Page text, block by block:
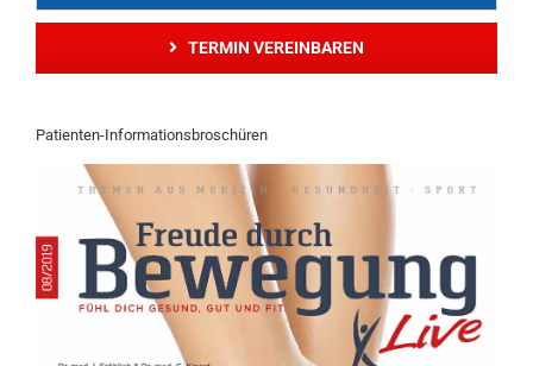
TERMIN VEREINBAREN
Patienten-Informationsbroschüren